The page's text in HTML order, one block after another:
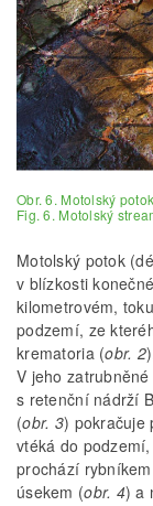
Obr. 6. Motolský
Fig. 6. Motolský
Motolský potok
v blízkosti
kilometrovém,
podzemí, ze
krematoria (obr. 2
V jeho
s retenční nádrží
(obr. 3) pokračuje
vtéká do
prochází
úsekem (obr. 4) a